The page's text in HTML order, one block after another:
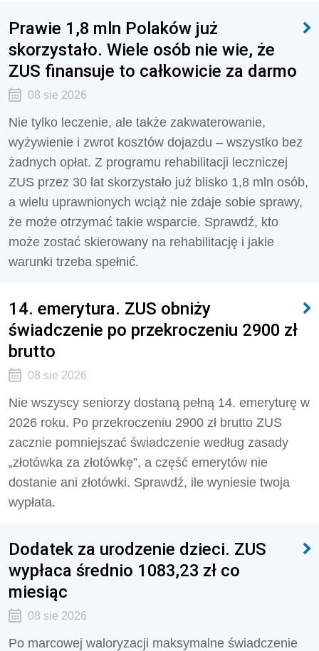
Prawie 1,8 mln Polaków już
skorzystało. Wiele osób nie wie, że
ZUS finansuje to całkowicie za darmo
08 sie 2026
Nie tylko leczenie, ale także zakwaterowanie,
wyżywienie i zwrot kosztów dojazdu – wszystko bez
żadnych opłat. Z programu rehabilitacji leczniczej
ZUS przez 30 lat skorzystało już blisko 1,8 mln osób,
a wielu uprawnionych wciąż nie zdaje sobie sprawy,
że może otrzymać takie wsparcie. Sprawdź, kto
może zostać skierowany na rehabilitację i jakie
warunki trzeba spełnić.
14. emerytura. ZUS obniży
świadczenie po przekroczeniu 2900 zł
brutto
08 sie 2026
Nie wszyscy seniorzy dostaną pełną 14. emeryturę w
2026 roku. Po przekroczeniu 2900 zł brutto ZUS
zacznie pomniejszać świadczenie według zasady
„złotówka za złotówkę”, a część emerytów nie
dostanie ani złotówki. Sprawdź, ile wyniesie twoja
wypłata.
Dodatek za urodzenie dzieci. ZUS
wypłaca średnio 1083,23 zł co
miesiąc
08 sie 2026
Po marcowej waloryzacji maksymalne świadczenie